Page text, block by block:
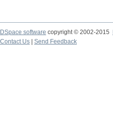
DSpace software copyright © 2002-2015
Contact Us
Send Feedback